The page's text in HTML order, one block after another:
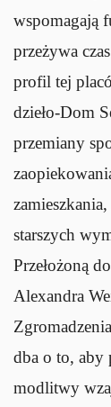
wspomagają
przeżywa
profil tej
dzieło-Dom
przemiany
starszych
Przełożoną
Alexandra
dba o to, aby
modlitwy